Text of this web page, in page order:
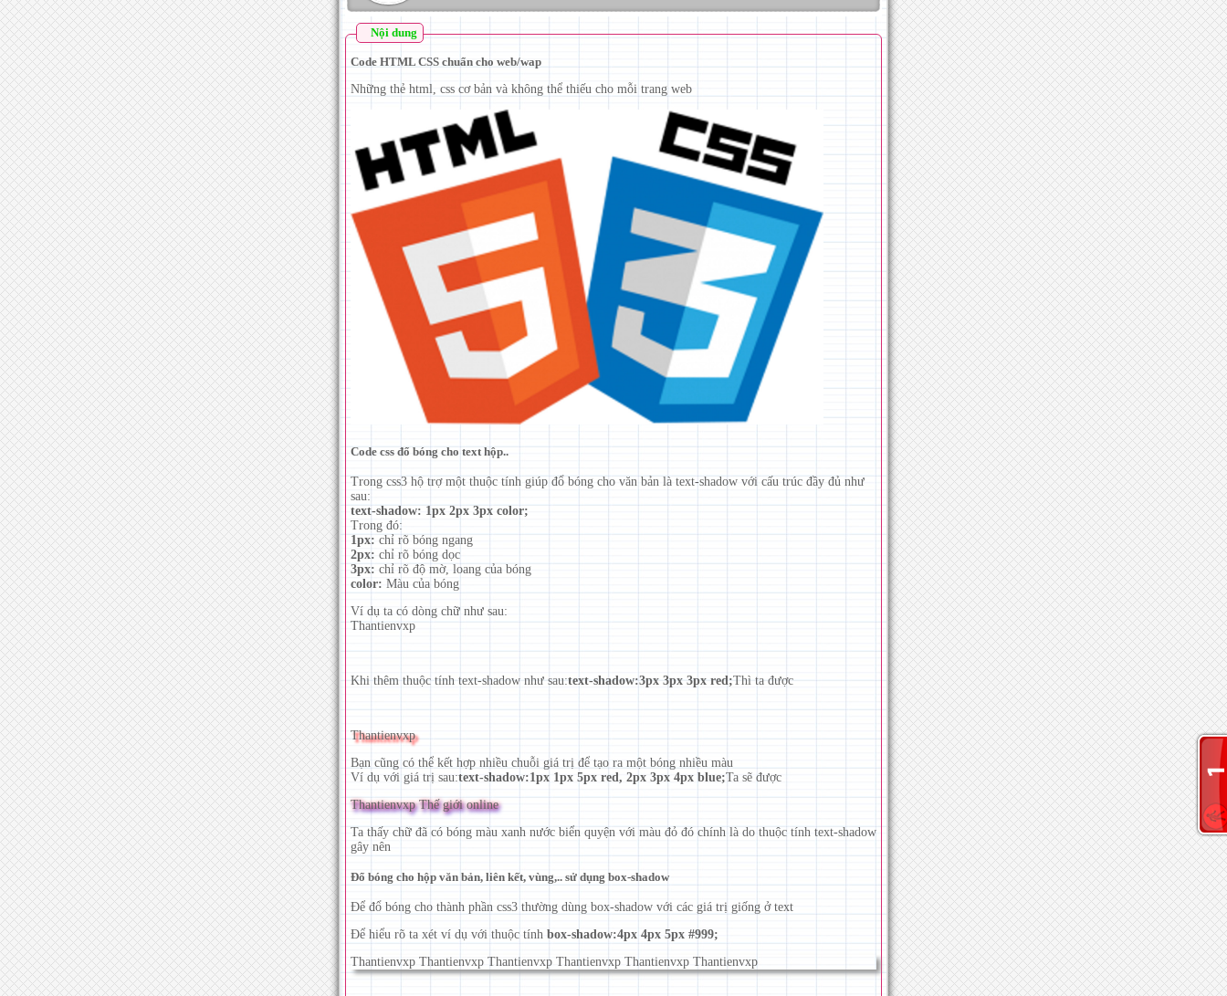
Nội dung
Code HTML CSS chuẩn cho web/wap
Những thẻ html, css cơ bản và không thể thiếu cho mỗi trang web
Code css đổ bóng cho text hộp..
Trong css3 hộ trợ một thuộc tính giúp đổ bóng cho văn bản là text-shadow với cấu trúc đầy đủ như
sau:
text-shadow: 1px 2px 3px color;
Trong đó:
1px: chỉ rõ bóng ngang
2px: chỉ rõ bóng dọc
3px: chỉ rõ độ mờ, loang của bóng
color: Màu của bóng
Ví dụ ta có dòng chữ như sau:
Thantienvxp
Khi thêm thuộc tính text-shadow như sau:text-shadow:3px 3px 3px red;Thì ta được
Thantienvxp
Bạn cũng có thể kết hợp nhiều chuỗi giá trị để tạo ra một bóng nhiều màu
Ví dụ với giá trị sau:text-shadow:1px 1px 5px red, 2px 3px 4px blue;Ta sẽ được
Thantienvxp Thế giới online
Ta thấy chữ đã có bóng màu xanh nước biển quyện với màu đỏ đó chính là do thuộc tính text-shadow
gây nên
Đổ bóng cho hộp văn bản, liên kết, vùng,.. sử dụng box-shadow
Để đổ bóng cho thành phần css3 thường dùng box-shadow với các giá trị giống ở text
Để hiểu rõ ta xét ví dụ với thuộc tính box-shadow:4px 4px 5px #999;
Thantienvxp Thantienvxp Thantienvxp Thantienvxp Thantienvxp Thantienvxp